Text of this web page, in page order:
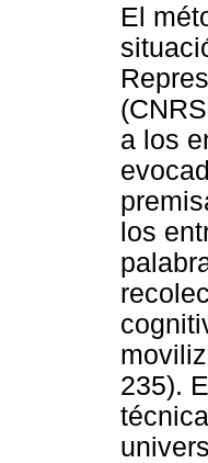
El
a los
los
235).